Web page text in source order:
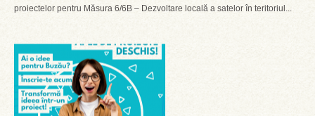
proiectelor pentru Măsura 6/6B – Dezvoltare locală a satelor în teritoriul...